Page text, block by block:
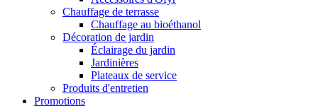
Chauffage de terrasse
Chauffage au bioéthanol
Décoration de jardin
Éclairage du jardin
Jardinières
Plateaux de service
Produits d'entretien
Promotions